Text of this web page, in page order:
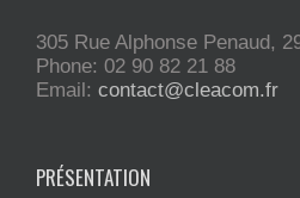
305 Rue Alphonse Penaud,
Phone: 02 90 82 21 88
Email: contact@cleacom.fr
PRÉSENTATION